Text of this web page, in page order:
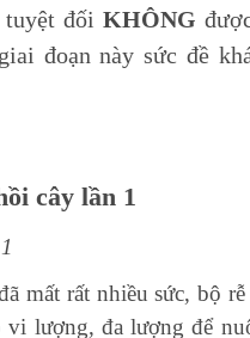
đối KHÔNG
đoạn này sức đề
cây lần 1
mất rất nhiều sức, bộ
vi lượng, đa lượng để